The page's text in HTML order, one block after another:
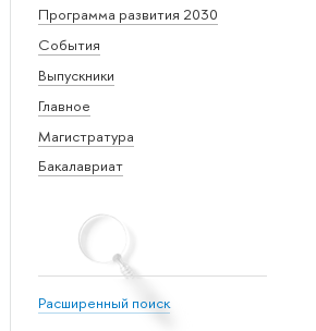
Программа развития 2030
События
Выпускники
Главное
Магистратура
Бакалавриат
Расширенный поиск